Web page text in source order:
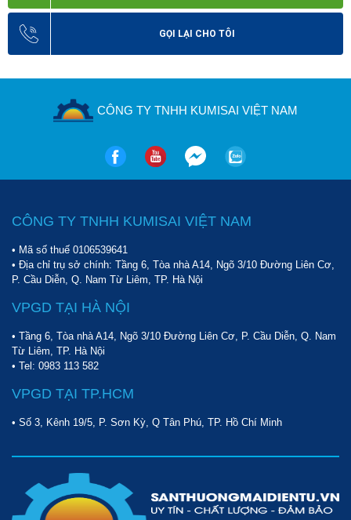
GỌI LẠI CHO TÔI
CÔNG TY TNHH KUMISAI VIỆT NAM
CÔNG TY TNHH KUMISAI VIỆT NAM
• Mã số thuế 0106539641
• Địa chỉ trụ sở chính: Tầng 6, Tòa nhà A14, Ngõ 3/10 Đường Liên Cơ,
P. Cầu Diễn, Q. Nam Từ Liêm, TP. Hà Nội
VPGD TẠI HÀ NỘI
• Tầng 6, Tòa nhà A14, Ngõ 3/10 Đường Liên Cơ, P. Cầu Diễn, Q. Nam
Từ Liêm, TP. Hà Nội
• Tel: 0983 113 582
VPGD TẠI TP.HCM
• Số 3, Kênh 19/5, P. Sơn Kỳ, Q Tân Phú, TP. Hồ Chí Minh